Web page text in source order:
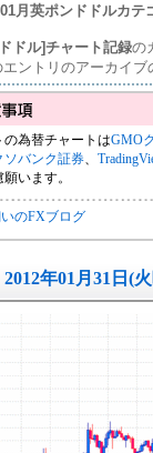
月英ポンドドルカテ
ドル]チャート記録の
ントリのアーカイブ
の為替チャートはGMO
ソバンク証券、
います。
のFXブログ
2012年01月31日(